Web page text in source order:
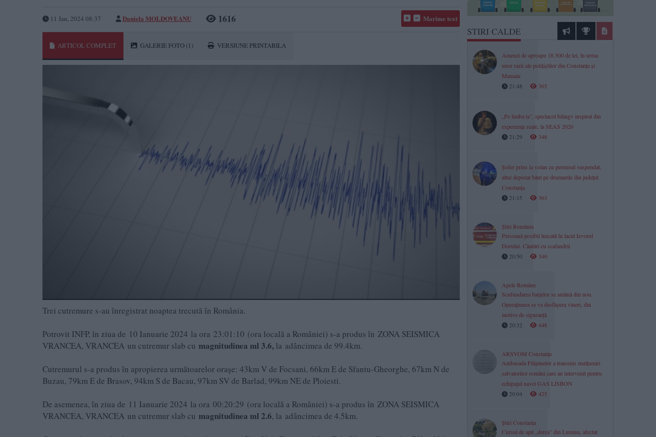
11 Jan, 2024 08:37 Daniela MOLDOVEANU 1616 Marime text
ARTICOL COMPLET GALERIE FOTO (1) VERSIUNE PRINTABILA
Trei cutremure s-au înregistrat noaptea trecută în România.
Potrovit INFP, în ziua de 10 Ianuarie 2024 la ora 23:01:10 (ora locală a României) s-a produs în ZONA SEISMICA
VRANCEA, VRANCEA un cutremur slab cu magnitudinea ml 3.6, la adâncimea de 99.4km.
Cutremurul s-a produs în apropierea următoarelor oraşe: 43km V de Focsani, 66km E de Sfantu-Gheorghe, 67km N de
Buzau, 79km E de Brasov, 94km S de Bacau, 97km SV de Barlad, 99km NE de Ploiesti.
De asemenea, în ziua de 11 Ianuarie 2024 la ora 00:20:29 (ora locală a României) s-a produs în ZONA SEISMICA
VRANCEA, VRANCEA un cutremur slab cu magnitudinea ml 2.6, la adâncimea de 4.5km.
STIRI CALDE
Amenzi de aproape 18.500 de lei, în urma
unor razii ale polițiștilor din Constanța și
Mamaia
21:48
365
„Pe limba ta”, spectacol bilingv inspirat din
experiențe reale, la SEAS 2026
21:29
348
Șofer prins la volan cu permisul suspendat,
altul depistat băut pe drumurile din județul
Constanța
21:15
363
Știri România
Persoană posibil înecată în lacul Izvorul
Dorului. Căutări cu scafandrii
20:50
340
Apele Române
Scufundarea barjelor se amână din nou.
Operațiunea se va desfășura vineri, din
motive de siguranță
20:32
448
ARSVOM Constanța
Ambasada Filipinelor a transmis mulțumiri
salvatorilor români care au intervenit pentru
echipajul navei GAS LISBON
20:04
425
Știri Constanța
Cursul de apă „derea” din Lumina, afectat